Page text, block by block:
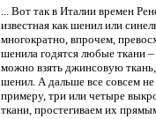
... Вот так в Италии времен
известная как шенил или
многократно, впрочем,
шенила годятся любые ткани
можно взять джинсовую
шенил. А дальше все совсем
примеру, три или четыре
ткани, простегиваем их